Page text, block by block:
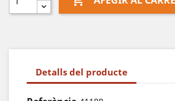
Detalls del producte